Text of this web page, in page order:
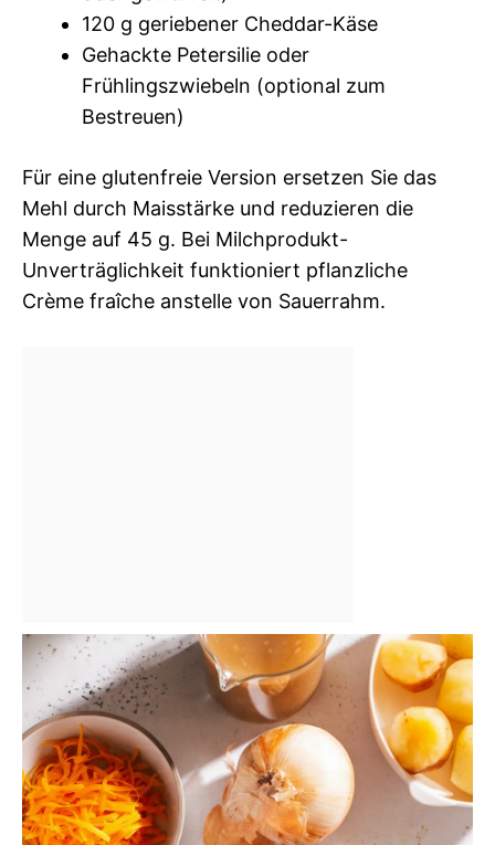
120 g geriebener Cheddar-Käse
Gehackte Petersilie oder
Frühlingszwiebeln (optional zum
Bestreuen)
Für eine glutenfreie Version ersetzen Sie das
Mehl durch Maisstärke und reduzieren die
Menge auf 45 g. Bei Milchprodukt-
Unverträglichkeit funktioniert pflanzliche
Crème fraîche anstelle von Sauerrahm.